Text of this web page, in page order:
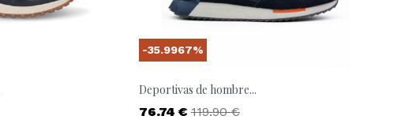
Deportivas de hombre...
Precio
76.74 € Precio base
119.90 €
-35.9967%